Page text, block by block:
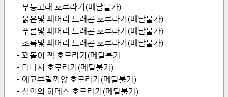
- 무등고래 호루라기(메달불가)
- 붉은빛 페어리 드래곤 호루라기(메달불가)
- 푸른빛 페어리 드래곤 호루라기(메달불가)
- 초록빛 페어리 드래곤 호루라기(메달불가)
- 꾀돌이 잭 호루라기(메달불가
- 디나시 호루라기(메달불가)
- 애교부릴꺼양 호루라기(메달불가)
- 심연의 하데스 호루라기(메달불가)